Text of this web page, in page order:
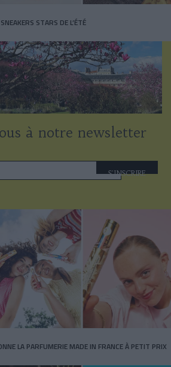
STARS DE L’ÉTÉ
à notre newsletter
S'INSCRIRE
LA PARFUMERIE MADE IN FRANCE À PETIT PRIX